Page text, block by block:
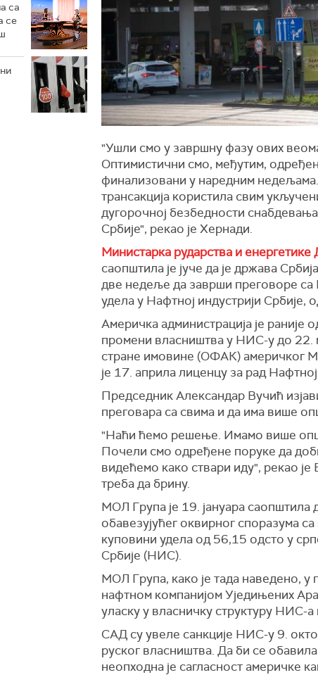
са
се
"Ушли смо у завршну фазу ових
Оптимистични смо, међутим,
финализовани у наредним
трансакција користила свим
дугорочној безбедности
Србије", рекао је Хернади.
Министарка рударства и
саопштила је јуче да је држава
две недеље да заврши преговоре
удела у Нафтној индустрији Србије,
Америчка администрација је раније
промени власништва у НИС-у до 22.
стране имовине (ОФАК) америчког
је 17. априла лиценцу за рад
Председник Александар Вучић
преговара са свима и да има више
"Наћи ћемо решење. Имамо више
Почели смо одређене поруке да
видећемо како ствари иду", рекао
треба да брину.
МОЛ Група је 19. јануара саопштила
обавезујућег оквирног споразума
куповини удела од 56,15 одсто у
Србије (НИС).
МОЛ Група, како је тада наведено,
нафтном компанијом Уједињених
уласку у власничку структуру НИС-
САД су увеле санкције НИС-у 9.
руског власништва. Да би се
неопходна је сагласност америчке